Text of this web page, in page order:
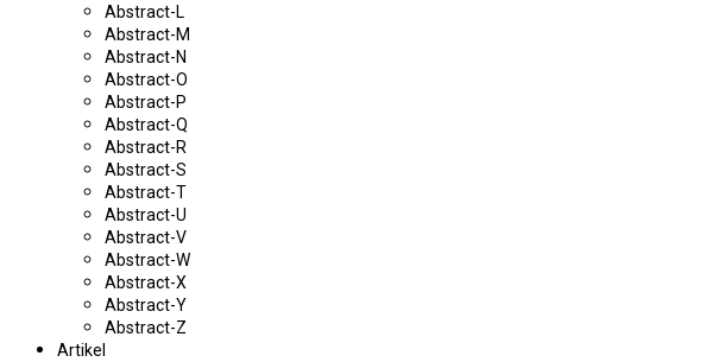
Abstract-L
Abstract-M
Abstract-N
Abstract-O
Abstract-P
Abstract-Q
Abstract-R
Abstract-S
Abstract-T
Abstract-U
Abstract-V
Abstract-W
Abstract-X
Abstract-Y
Abstract-Z
Artikel